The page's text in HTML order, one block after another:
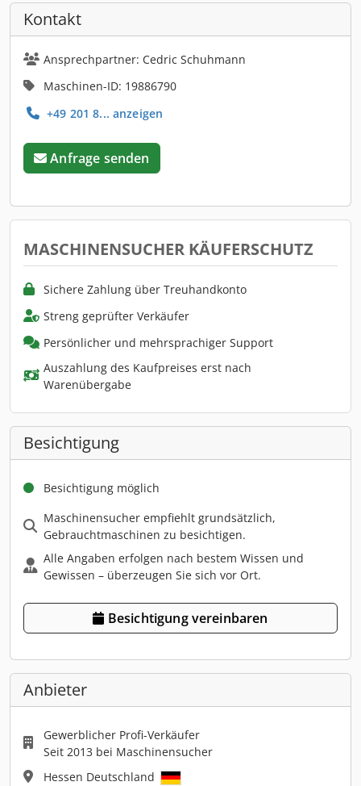
Kontakt
Ansprechpartner: Cedric Schuhmann
Maschinen-ID: 19886790
+49 201 8... anzeigen
Anfrage senden
MASCHINENSUCHER KÄUFERSCHUTZ
Sichere Zahlung über Treuhandkonto
Streng geprüfter Verkäufer
Persönlicher und mehrsprachiger Support
Auszahlung des Kaufpreises erst nach
Warenübergabe
Besichtigung
Besichtigung möglich
Maschinensucher empfiehlt grundsätzlich,
Gebrauchtmaschinen zu besichtigen.
Alle Angaben erfolgen nach bestem Wissen und
Gewissen – überzeugen Sie sich vor Ort.
Besichtigung vereinbaren
Anbieter
Gewerblicher Profi-Verkäufer
Seit 2013 bei Maschinensucher
Hessen Deutschland